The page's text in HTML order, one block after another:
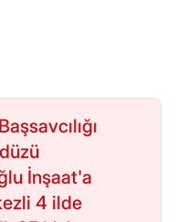
İnşaat'a
4 ilde